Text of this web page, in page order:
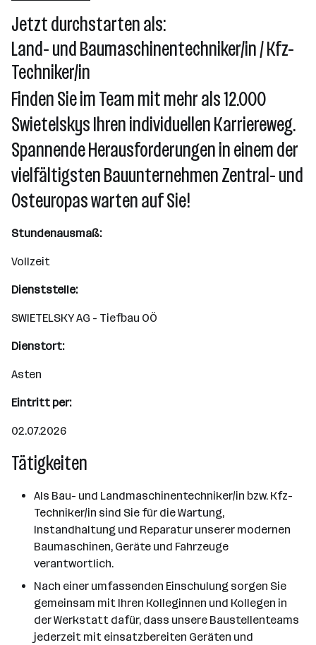
Linz
Jetzt durchstarten als:
Land- und Baumaschinentechniker/in / Kfz-
Techniker/in
Finden Sie im Team mit mehr als 12.000
Swietelskys Ihren individuellen Karriereweg.
Spannende Herausforderungen in einem der
vielfältigsten Bauunternehmen Zentral- und
Osteuropas warten auf Sie!
Stundenausmaß:
Vollzeit
Dienststelle:
SWIETELSKY AG - Tiefbau OÖ
Dienstort:
Asten
Eintritt per:
02.07.2026
Tätigkeiten
Als Bau- und Landmaschinentechniker/in bzw. Kfz-
Techniker/in sind Sie für die Wartung,
Instandhaltung und Reparatur unserer modernen
Baumaschinen, Geräte und Fahrzeuge
verantwortlich.
Nach einer umfassenden Einschulung sorgen Sie
gemeinsam mit Ihren Kolleginnen und Kollegen in
der Werkstatt dafür, dass unsere Baustellenteams
jederzeit mit einsatzbereiten Geräten und